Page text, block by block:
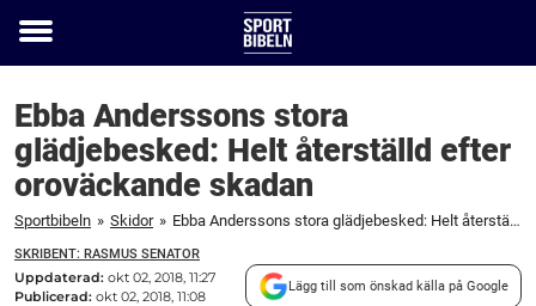
Toggle
Ebba Anderssons stora
glädjebesked: Helt återställd efter
oroväckande skadan
Sportbibeln » Skidor » Ebba Anderssons stora glädjebesked: Helt återställd efter oroväckande skadan
SKRIBENT: RASMUS SENATOR
Uppdaterad: okt 02, 2018, 11:27
Publicerad: okt 02, 2018, 11:08
Lägg till som önskad källa på Google